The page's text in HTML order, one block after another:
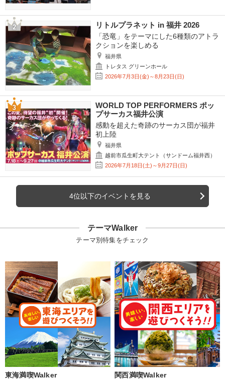
リトルプラネット in 福井 2026
「恐竜」をテーマにした6種類のアトラ
クションを楽しめる
福井県
トレタス グリーンホール
2026年7月3日(金)～8月23日(日)
WORLD TOP PERFORMERS ポッ
プサーカス福井公演
感動を超えた奇跡のサーカス団が福井
初上陸
福井県
越前市瓜生町大テント（サンドーム福井西）
2026年7月18日(土)～9月27日(日)
4位以下のイベントを見る
テーマWalker
テーマ別特集をチェック
東海満喫Walker 関西満喫Walker